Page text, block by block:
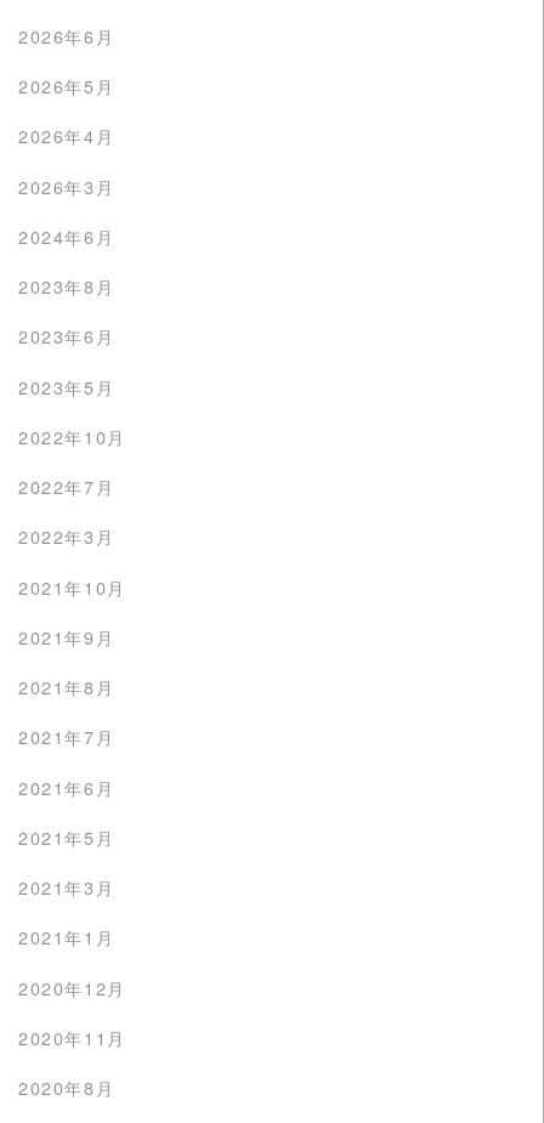
2026年6月
2026年5月
2026年4月
2026年3月
2024年6月
2023年8月
2023年6月
2023年5月
2022年10月
2022年7月
2022年3月
2021年10月
2021年9月
2021年8月
2021年7月
2021年6月
2021年5月
2021年3月
2021年1月
2020年12月
2020年11月
2020年8月